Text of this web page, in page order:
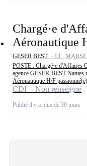
Chargé·e
Aéronautique
GESER BEST - 13 -
POSTE : Chargé·e d'Affaires
agence GESER-BEST Nantes
Aéronautique H/F
CDI - Non renseigné
Publié il y a plus de 30 jours